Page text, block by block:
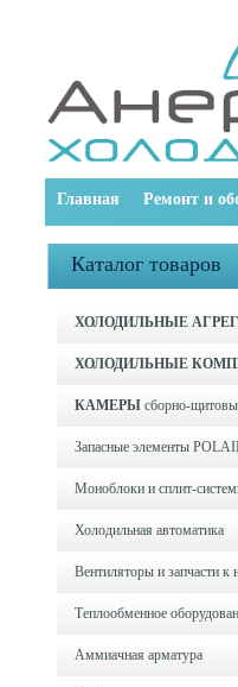
Главная Ремонт и
Каталог товаров
ХОЛОДИЛЬНЫЕ
ХОЛОДИЛЬНЫЕ
КАМЕРЫ сборно-
Запасные элементы
Моноблоки и cплит-
Холодильная автоматика
Вентиляторы и запчасти к
Теплообменное
Аммиачная арматура